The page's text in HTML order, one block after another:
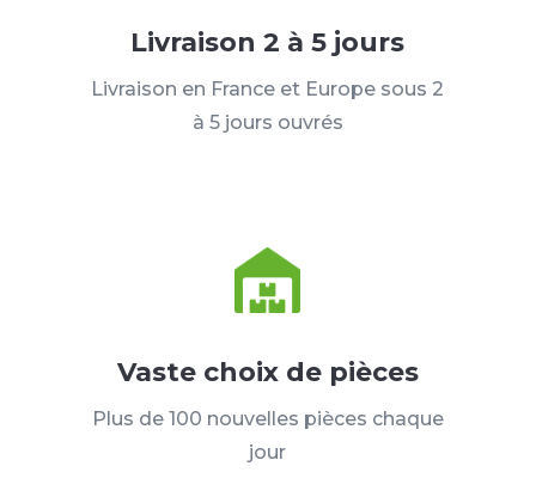
Livraison 2 à 5 jours
Livraison en France et Europe sous 2
à 5 jours ouvrés
Vaste choix de pièces
Plus de 100 nouvelles pièces chaque
jour